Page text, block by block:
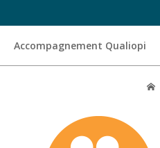
Accompagnement Qualiopi